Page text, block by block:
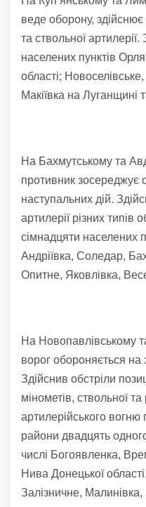
веде оборону, здійснює
та ствольної
населених пунктів
області;
Макіївка на Луганщині
На Бахмутському та
противник зосереджує
наступальних дій.
артилерії різних типів
сімнадцяти населених
Андріївка, Соледар,
Опитне, Яковлівка,
На Новопавлівському
ворог обороняється
Здійснив обстріли
мінометів, ствольної та
артилерійського
райони двадцять
числі Богоявленка,
Нива Донецької
Залізничне, Малинівка,